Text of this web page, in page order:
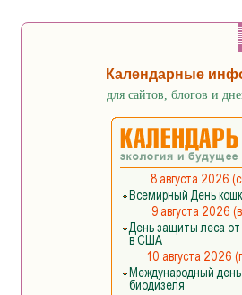
Календарные
для сайтов, блогов и